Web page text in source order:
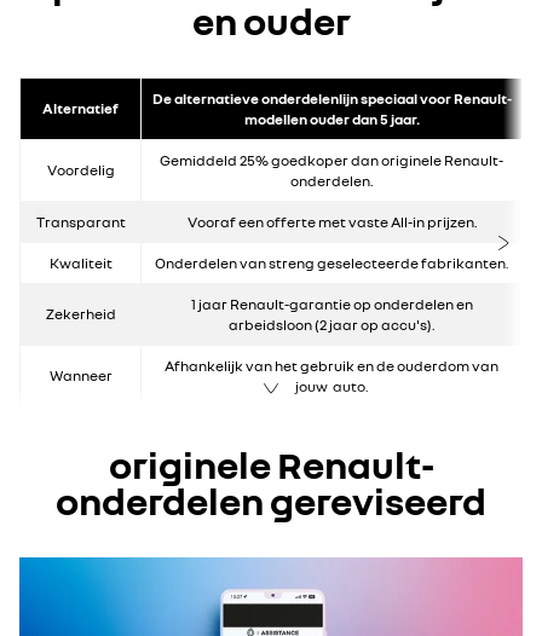
en ouder
Alternatief
De alternatieve onderdelenlijn speciaal voor Renault-
modellen ouder dan 5 jaar.
Voordelig
Gemiddeld 25% goedkoper dan originele Renault-
onderdelen.
Transparant Vooraf een offerte met vaste All-in prijzen.
Kwaliteit Onderdelen van streng geselecteerde fabrikanten.
Zekerheid
1 jaar Renault-garantie op onderdelen en
arbeidsloon (2 jaar op accu's).
Wanneer
Afhankelijk van het gebruik en de ouderdom van
jouw auto.
originele Renault-
onderdelen gereviseerd